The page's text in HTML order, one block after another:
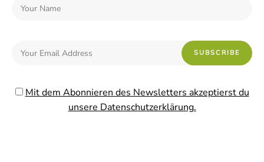
Mit dem Abonnieren des Newsletters akzeptierst du
unsere Datenschutzerklärung.